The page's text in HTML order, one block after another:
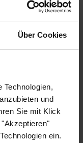
Über Cookies
Technologien,
und
Sie mit Klick
ein.
wird
dhs-
), welche noch
ein
service.dhs-
welches